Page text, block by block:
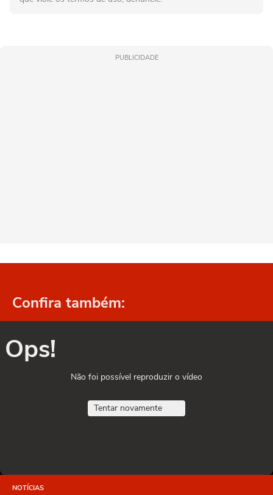
PUBLICIDADE
Confira também:
Ops!
Não foi possível reproduzir o vídeo
Tentar novamente
NOTÍCIAS